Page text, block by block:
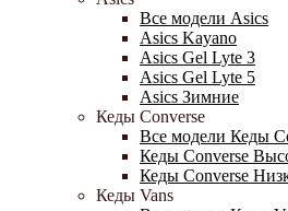
Все модели Asics
Asics Kayano
Asics Gel Lyte 3
Asics Gel Lyte 5
Asics Зимние
Кеды Converse
Все модели Кеды
Кеды Converse
Кеды Converse
Кеды Vans